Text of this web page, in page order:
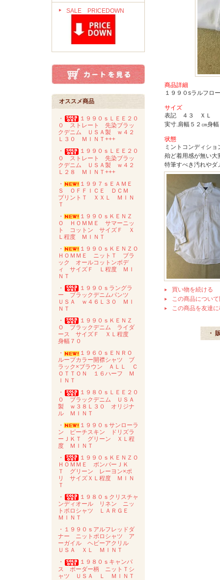
SALE PRICEDOWN
オススメ商品
・
１９９０ｓＬＥＥ２０
０ ストレート 先染ブラッ
クデニム ＵＳＡ製 ｗ４２
Ｌ３０ ＭＩＮＴ+++
・
１９９０ｓＬＥＥ２０
０ ストレート 先染ブラッ
クデニム ＵＳＡ製 ｗ４２
Ｌ２８ ＭＩＮＴ+++
・
１９９７ｓＥＡＭＥ
Ｓ ＯＦＦＩＣＥ ＤＣＭ
プリントＴ ＸＸＬ ＭＩＮ
Ｔ
・
１９９０ｓＫＥＮＺ
Ｏ ＨＯＭＭＥ サマーニッ
ト コットン サイズＦ Ｘ
Ｌ程度 ＭＩＮＴ
・
１９９０ｓＫＥＮＺＯ
ＨＯＭＭＥ ニットＴ ブラ
ック オールコットンボデ
ィ サイズＦ Ｌ程度 ＭＩ
ＮＴ
・
１９９０ｓラングラ
ー ブラックデニムパンツ
ＵＳＡ ｗ４６Ｌ３０ ＭＩ
ＮＴ
・
１９９０ｓＫＥＮＺ
Ｏ ブラックデニム ライダ
ース サイズＦ ＸＬ程度
身幅７０
・
１９６０ｓＥＮＲＯ
ループカラー開襟シャツ ブ
ラック×ブラウン ＡＬＬ Ｃ
ＯＴＴＯＮ １６ハーフ Ｍ
ＩＮＴ
・
１９８０ｓＬＥＥ２０
０ ブラックデニム ＵＳＡ
製 ｗ３８Ｌ３０ オリジナ
ル ＭＩＮＴ
・
１９９０ｓサンローラ
ン ピーチスキン ドリズラ
ーＪＫＴ グリーン ＸＬ程
度 ＭＩＮＴ
・
１９９０ｓＫＥＮＺＯ
ＨＯＭＭＥ ボンバーＪＫ
Ｔ グリーン レーヨン×ポ
リ サイズＸＬ程度 ＭＩＮ
Ｔ
・
１９８０ｓクリスチャ
ンディオール リネン ニッ
トポロシャツ ＬＡＲＧＥ
ＭＩＮＴ
・１９９０ｓアルフレッドダ
ナー ニットポロシャツ ア
ーガイル ヘビーアクリル
ＵＳＡ ＸＬ ＭＩＮＴ
・
１９８０ｓキャンパ
ス ボーダー柄 ニットＴシ
ャツ ＵＳＡ Ｌ ＭＩＮＴ
商品詳細
１９９０sラルフ
サイズ
表記 ４３ ＸＬ
実寸.肩幅５２㎝身
状態
ミントコンディショ
殆ど着用感が無い大
特筆すべき汚れやダ
買い物を続ける
この商品につい
この商品を友達
・